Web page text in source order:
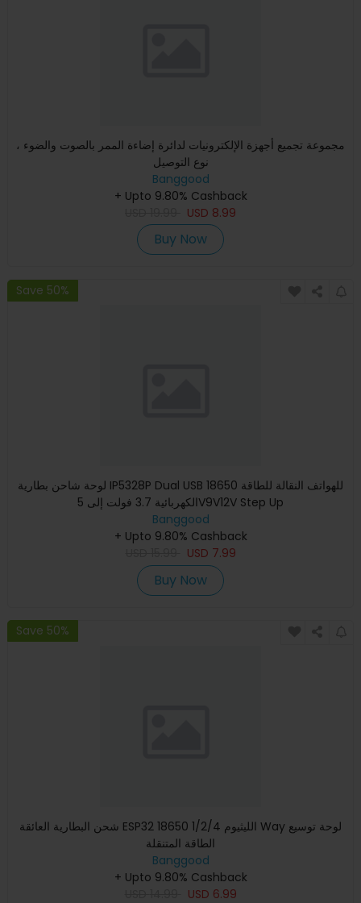
مجموعة تجميع أجهزة الإلكترونيات لدائرة إضاءة الممر بالصوت والضوء ،
نوع التوصيل
Banggood
+ Upto 9.80% Cashback
USD 8.99
Buy Now
Save 50%
لوحة شاحن بطارية IP5328P Dual USB 18650 للهواتف النقالة للطاقة
الكهربائية 3.7 فولت إلى 5V9V12V Step Up
Banggood
+ Upto 9.80% Cashback
USD 7.99
Buy Now
Save 50%
شحن البطارية العائقة ESP32 18650 الليثيوم 1/2/4 Way لوحة توسيع
الطاقة المتنقلة
Banggood
+ Upto 9.80% Cashback
USD 6.99